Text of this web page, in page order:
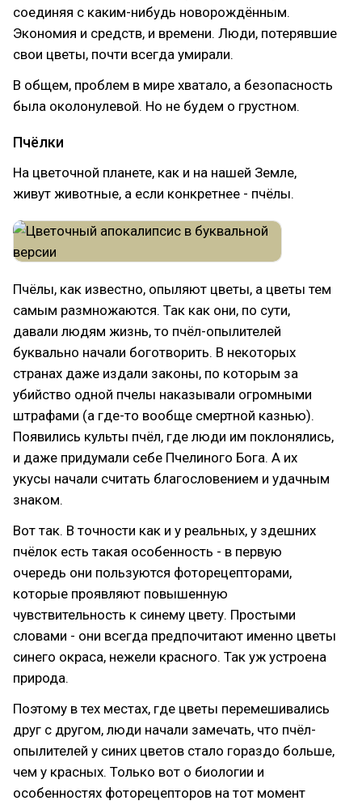
соединяя с каким-нибудь новорождённым.
Экономия и средств, и времени. Люди, потерявшие
свои цветы, почти всегда умирали.
В общем, проблем в мире хватало, а безопасность
была околонулевой. Но не будем о грустном.
Пчёлки
На цветочной планете, как и на нашей Земле,
живут животные, а если конкретнее - пчёлы.
Пчёлы, как известно, опыляют цветы, а цветы тем
самым размножаются. Так как они, по сути,
давали людям жизнь, то пчёл-опылителей
буквально начали боготворить. В некоторых
странах даже издали законы, по которым за
убийство одной пчелы наказывали огромными
штрафами (а где-то вообще смертной казнью).
Появились культы пчёл, где люди им поклонялись,
и даже придумали себе Пчелиного Бога. А их
укусы начали считать благословением и удачным
знаком.
Вот так. В точности как и у реальных, у здешних
пчёлок есть такая особенность - в первую
очередь они пользуются фоторецепторами,
которые проявляют повышенную
чувствительность к синему цвету. Простыми
словами - они всегда предпочитают именно цветы
синего окраса, нежели красного. Так уж устроена
природа.
Поэтому в тех местах, где цветы перемешивались
друг с другом, люди начали замечать, что пчёл-
опылителей у синих цветов стало гораздо больше,
чем у красных. Только вот о биологии и
особенностях фоторецепторов на тот момент